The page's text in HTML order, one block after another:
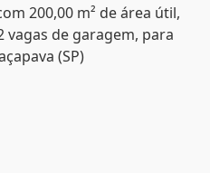
200,00 m² de área útil,
vagas de garagem, para
(SP)